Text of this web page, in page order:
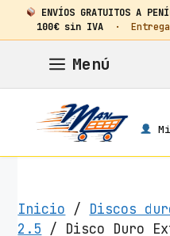
ENVÍOS GRATUITOS A
100€ sin IVA· Entrega
contenido
Menú
Inicio / Discos
2.5 / Disco Duro